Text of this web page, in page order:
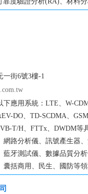
一街6號3樓-1
應用系統：LTE、W-
DO、TD-SCDMA、
T/H、FTTx、DWDM等
網路分析儀、訊號產生器、
藍牙測試儀、數據品質分
括商用、民生、國防等領